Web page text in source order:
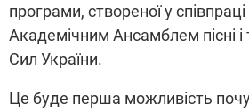
програми, створеної у
Академічним Ансамблем пісні
Сил України.
Це буде перша можливість